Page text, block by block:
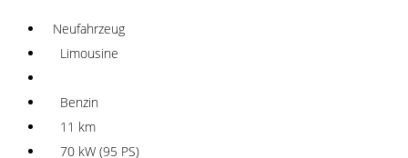
Neufahrzeug
Limousine
Benzin
11 km
70 kW (95 PS)